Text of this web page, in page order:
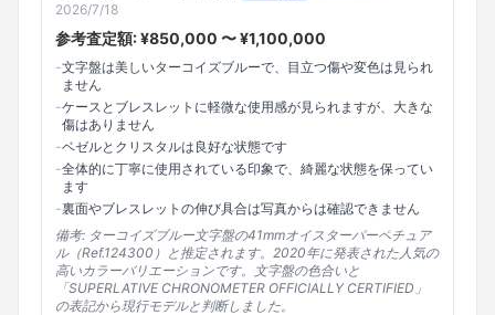
2026/7/18
参考査定額: ¥850,000 〜 ¥1,100,000
-文字盤は美しいターコイズブルーで、目立つ傷や変色は見られ
ません
-ケースとブレスレットに軽微な使用感が見られますが、大きな
傷はありません
-ベゼルとクリスタルは良好な状態です
-全体的に丁寧に使用されている印象で、綺麗な状態を保ってい
ます
-裏面やブレスレットの伸び具合は写真からは確認できません
備考: ターコイズブルー文字盤の41mmオイスターパーペチュア
ル（Ref.124300）と推定されます。2020年に発表された人気の
高いカラーバリエーションです。文字盤の色合いと
「SUPERLATIVE CHRONOMETER OFFICIALLY CERTIFIED」
の表記から現行モデルと判断しました。